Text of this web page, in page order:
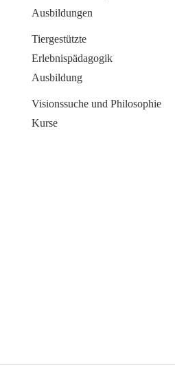
Ausbildungen
Tiergestützte
Erlebnispädagogik
Ausbildung
Visionssuche und Philosophie
Kurse